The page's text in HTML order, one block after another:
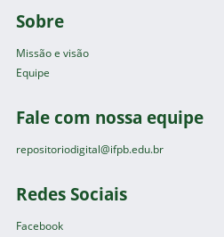
Sobre
Missão e visão
Equipe
Fale com nossa equipe
repositoriodigital@ifpb.edu.br
Redes Sociais
Facebook